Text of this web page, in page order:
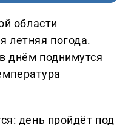
области
летняя погода.
днём поднимутся
день пройдёт под